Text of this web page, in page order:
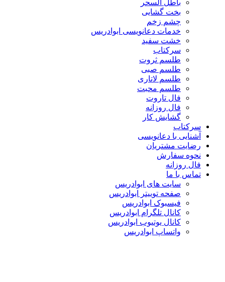
باطل السحر
بخت گشایی
چشم زخم
خدمات دعانویسی ابوادریس
خشت سفید
سرکتاب
طلسم ثروت
طلسم صبی
طلسم لاتاری
طلسم محبت
فال تاروت
فال روزانه
گشایش کار
سرکتاب
آشنایی با دعانویسی
رضایت مشتریان
نحوه سفارش
فال روزانه
تماس با ما
سایت های ابوادریس
صفحه توییتر ابوادریس
فیسبوک ابوادریس
کانال تلگرام ابوادریس
کانال یوتیوب ابوادریس
واتساپ ابوادریس